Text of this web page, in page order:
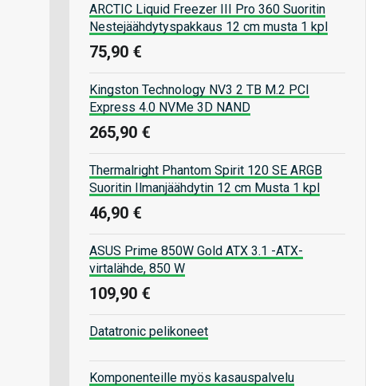
ARCTIC Liquid Freezer III Pro 360 Suoritin
Nestejäähdytyspakkaus 12 cm musta 1 kpl
75,90 €
Kingston Technology NV3 2 TB M.2 PCI
Express 4.0 NVMe 3D NAND
265,90 €
Thermalright Phantom Spirit 120 SE ARGB
Suoritin Ilmanjäähdytin 12 cm Musta 1 kpl
46,90 €
ASUS Prime 850W Gold ATX 3.1 -ATX-
virtalähde, 850 W
109,90 €
Datatronic pelikoneet
Komponenteille myös kasauspalvelu